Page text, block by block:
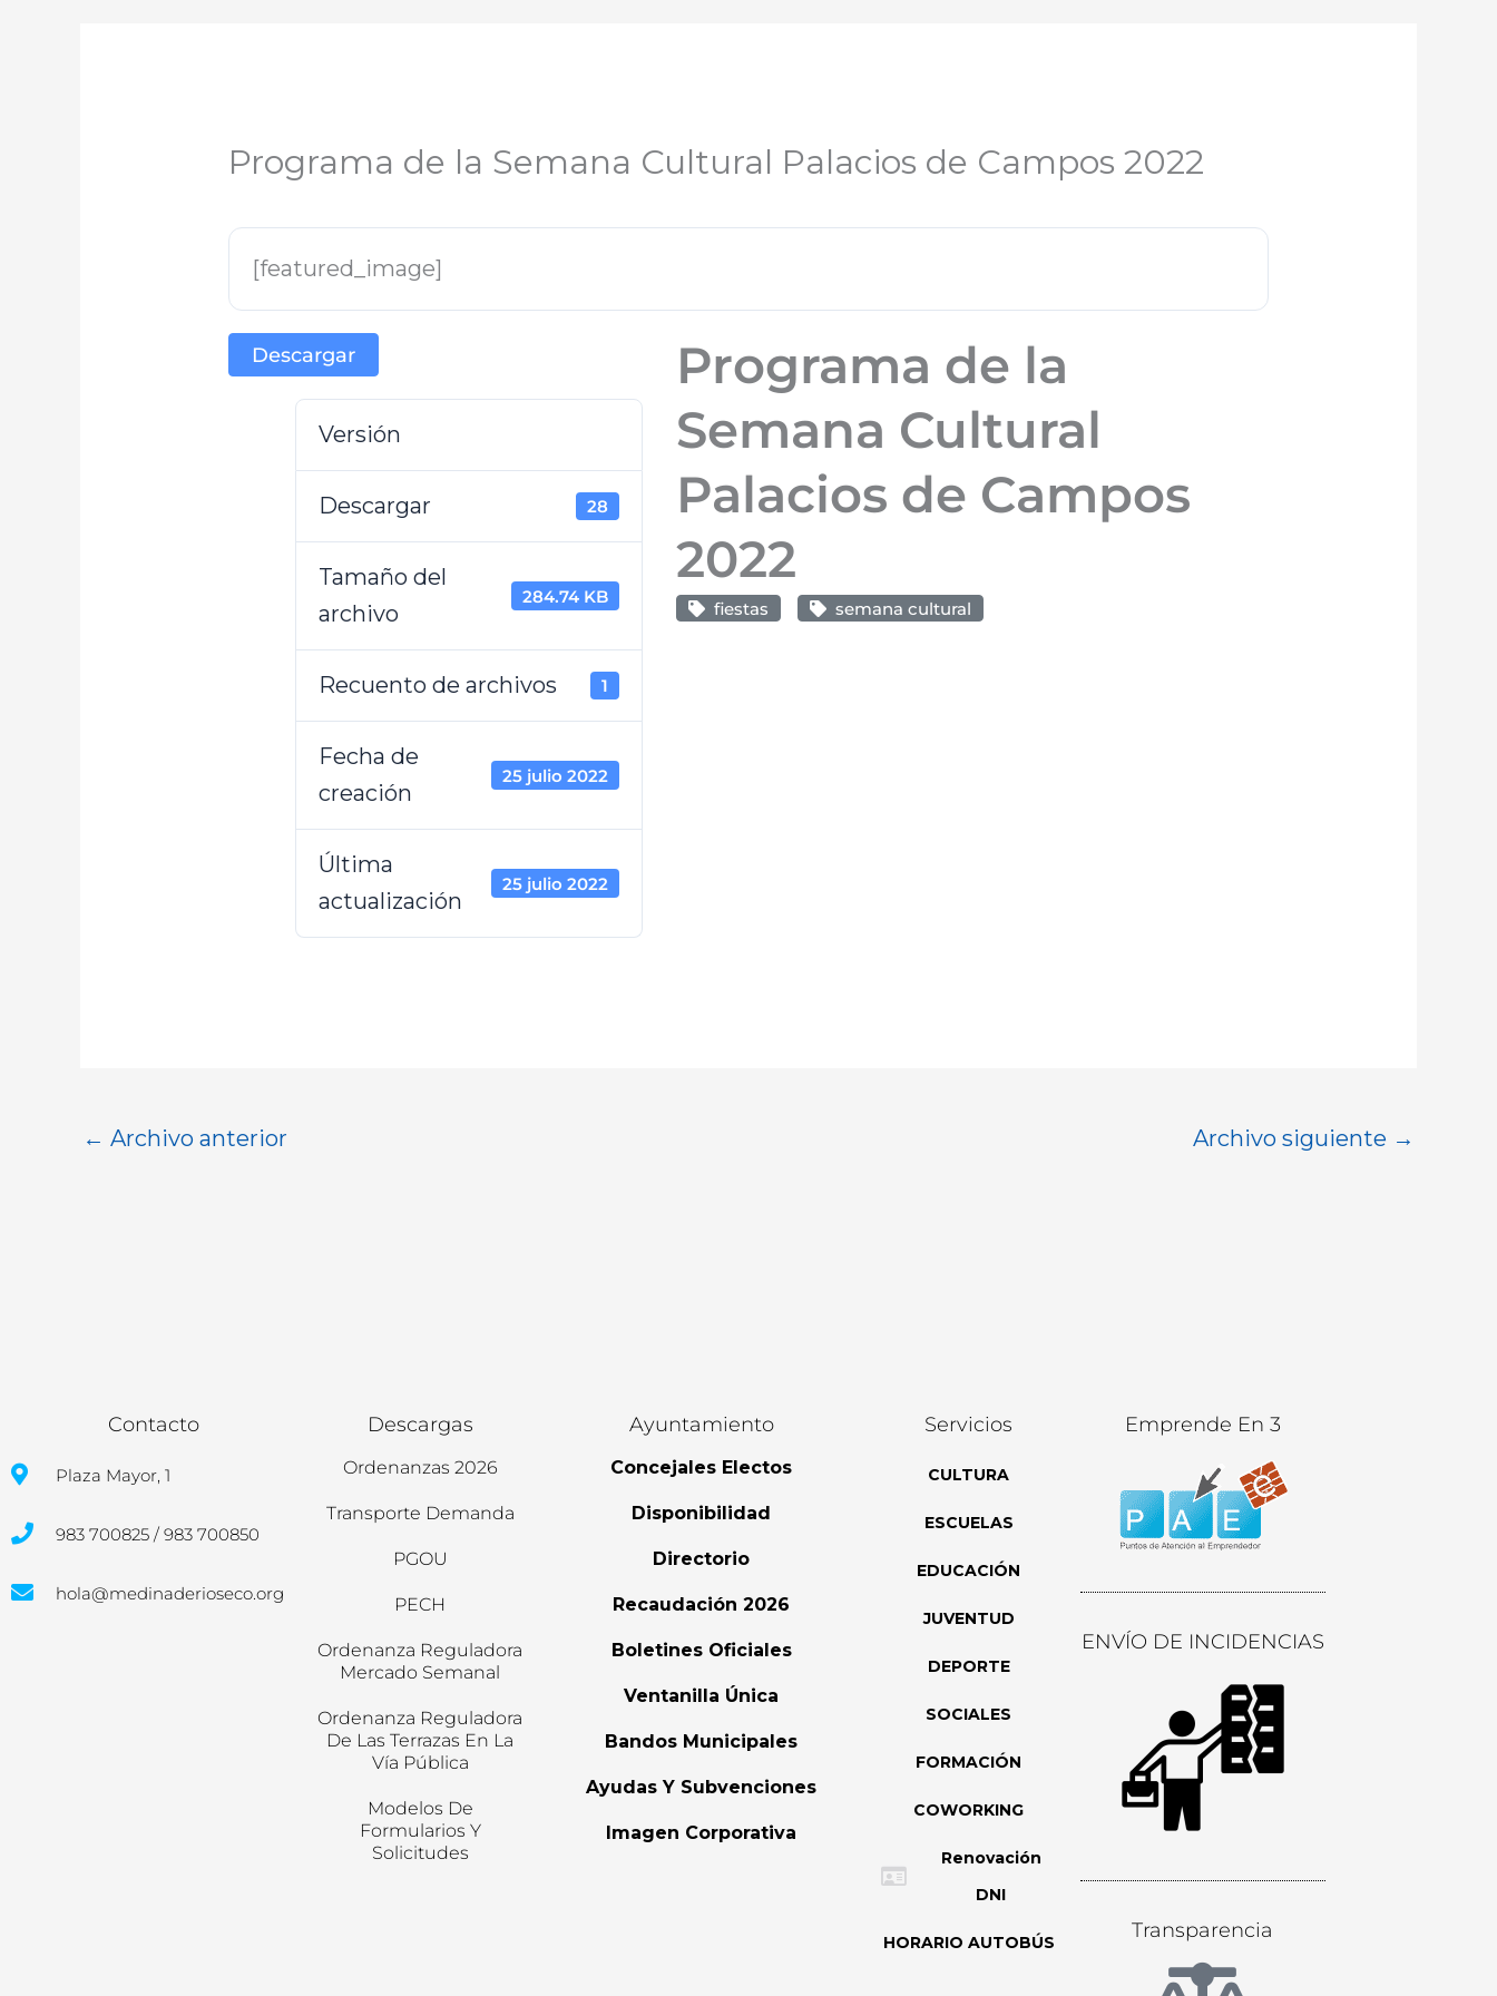
Programa de la Semana Cultural Palacios de Campos 2022
[featured_image]
Descargar
Versión
Descargar 28
Tamaño del
archivo
284.74 KB
Recuento de archivos 1
Fecha de
creación
25 julio 2022
Última
actualización
25 julio 2022
Programa de la
Semana Cultural
Palacios de Campos
2022
fiestas semana cultural
← Archivo anterior Archivo siguiente →
Contacto
Plaza Mayor, 1
983 700825 / 983 700850
hola@medinaderioseco.org
Descargas
Ordenanzas 2026
Transporte Demanda
PGOU
PECH
Ordenanza Reguladora
Mercado Semanal
Ordenanza Reguladora
De Las Terrazas En La
Vía Pública
Modelos De
Formularios Y
Solicitudes
Ayuntamiento
Concejales Electos
Disponibilidad
Directorio
Recaudación 2026
Boletines Oficiales
Ventanilla Única
Bandos Municipales
Ayudas Y Subvenciones
Imagen Corporativa
Servicios
CULTURA
ESCUELAS
EDUCACIÓN
JUVENTUD
DEPORTE
SOCIALES
FORMACIÓN
COWORKING
Renovación
DNI
HORARIO AUTOBÚS
Emprende En 3
ENVÍO DE INCIDENCIAS
Transparencia